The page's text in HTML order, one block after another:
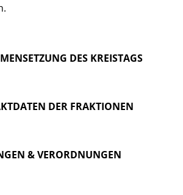
DES KREISTAGS
DER FRAKTIONEN
& VERORDNUNGEN